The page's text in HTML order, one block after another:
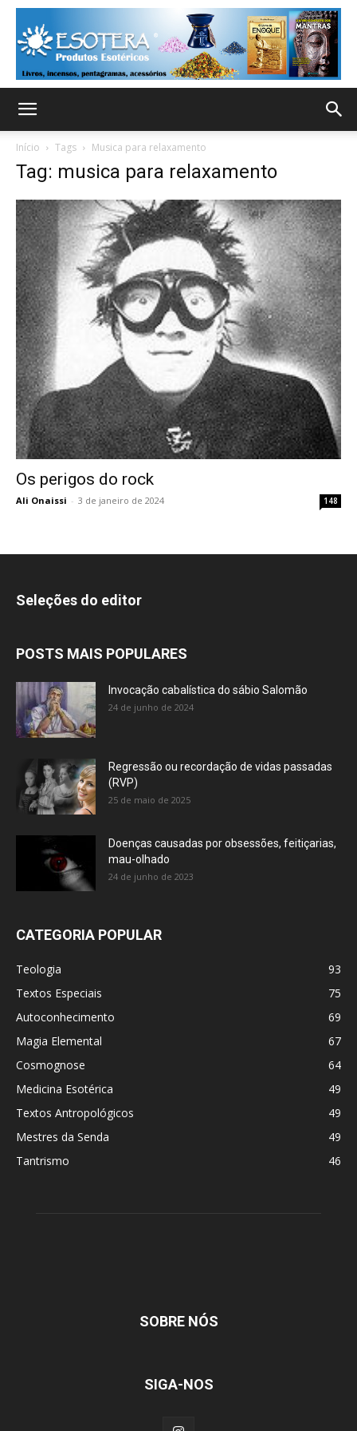
Início Tags Musica para relaxamento
Tag: musica para relaxamento
Os perigos do rock
Ali Onaissi - 3 de janeiro de 2024 148
Seleções do editor
POSTS MAIS POPULARES
Invocação cabalística do sábio Salomão
24 de junho de 2024
Regressão ou recordação de vidas passadas
(RVP)
25 de maio de 2025
Doenças causadas por obsessões, feitiçarias,
mau-olhado
24 de junho de 2023
CATEGORIA POPULAR
Teologia
93
Textos Especiais
75
Autoconhecimento
69
Magia Elemental
67
Cosmognose
64
Medicina Esotérica
49
Textos Antropológicos
49
Mestres da Senda
49
Tantrismo
46
SOBRE NÓS
SIGA-NOS